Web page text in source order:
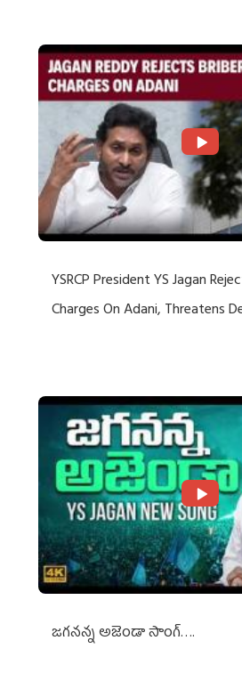
YSRCP President YS Jagan
Charges On Adani, Threatens
జగనన్న అజెండా సాంగ్….